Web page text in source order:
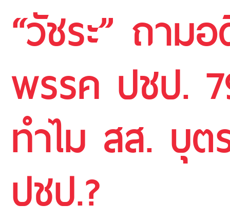
“วัชระ” ถา
พรรค ปชป.
ทำไม สส. บุ
ปชป.?